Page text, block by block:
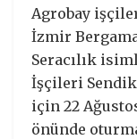
Agrobay
İzmir
Seracılık
İşçileri
için 22
önünde